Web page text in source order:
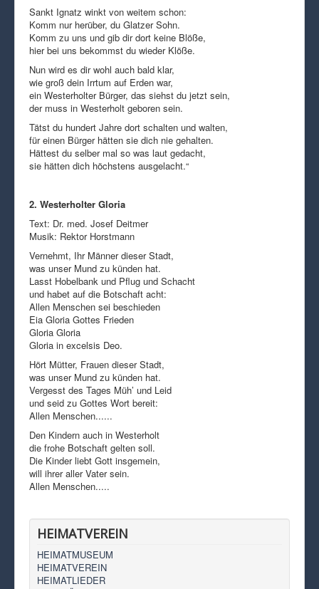
Sankt Ignatz winkt von weitem schon:
Komm nur herüber, du Glatzer Sohn.
Komm zu uns und gib dir dort keine Blöße,
hier bei uns bekommst du wieder Klöße.
Nun wird es dir wohl auch bald klar,
wie groß dein Irrtum auf Erden war,
ein Westerholter Bürger, das siehst du jetzt sein,
der muss in Westerholt geboren sein.
Tätst du hundert Jahre dort schalten und walten,
für einen Bürger hätten sie dich nie gehalten.
Hättest du selber mal so was laut gedacht,
sie hätten dich höchstens ausgelacht.“
2. Westerholter Gloria
Text: Dr. med. Josef Deitmer
Musik: Rektor Horstmann
Vernehmt, Ihr Männer dieser Stadt,
was unser Mund zu künden hat.
Lasst Hobelbank und Pflug und Schacht
und habet auf die Botschaft acht:
Allen Menschen sei beschieden
Eia Gloria Gottes Frieden
Gloria Gloria
Gloria in excelsis Deo.
Hört Mütter, Frauen dieser Stadt,
was unser Mund zu künden hat.
Vergesst des Tages Müh’ und Leid
und seid zu Gottes Wort bereit:
Allen Menschen......
Den Kindern auch in Westerholt
die frohe Botschaft gelten soll.
Die Kinder liebt Gott insgemein,
will ihrer aller Vater sein.
Allen Menschen.....
HEIMATVEREIN
HEIMATMUSEUM
HEIMATVEREIN
HEIMATLIEDER